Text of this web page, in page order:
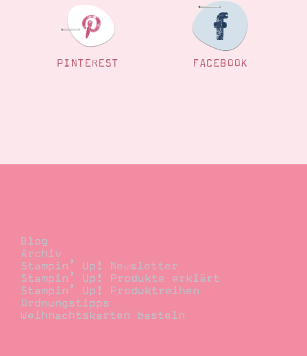
PINTEREST FACEBOOK
Blog
Archiv
Stampin’ Up! Newsletter
Stampin’ Up! Produkte erklärt
Stampin’ Up! Produktreihen
Ordnungstipps
Weihnachtskarten basteln